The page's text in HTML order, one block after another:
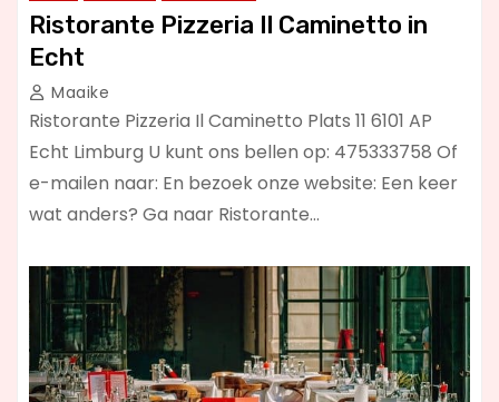
Ristorante Pizzeria Il Caminetto in
Echt
Maaike
Ristorante Pizzeria Il Caminetto Plats 11 6101 AP
Echt Limburg U kunt ons bellen op: 475333758 Of
e-mailen naar: En bezoek onze website: Een keer
wat anders? Ga naar Ristorante…